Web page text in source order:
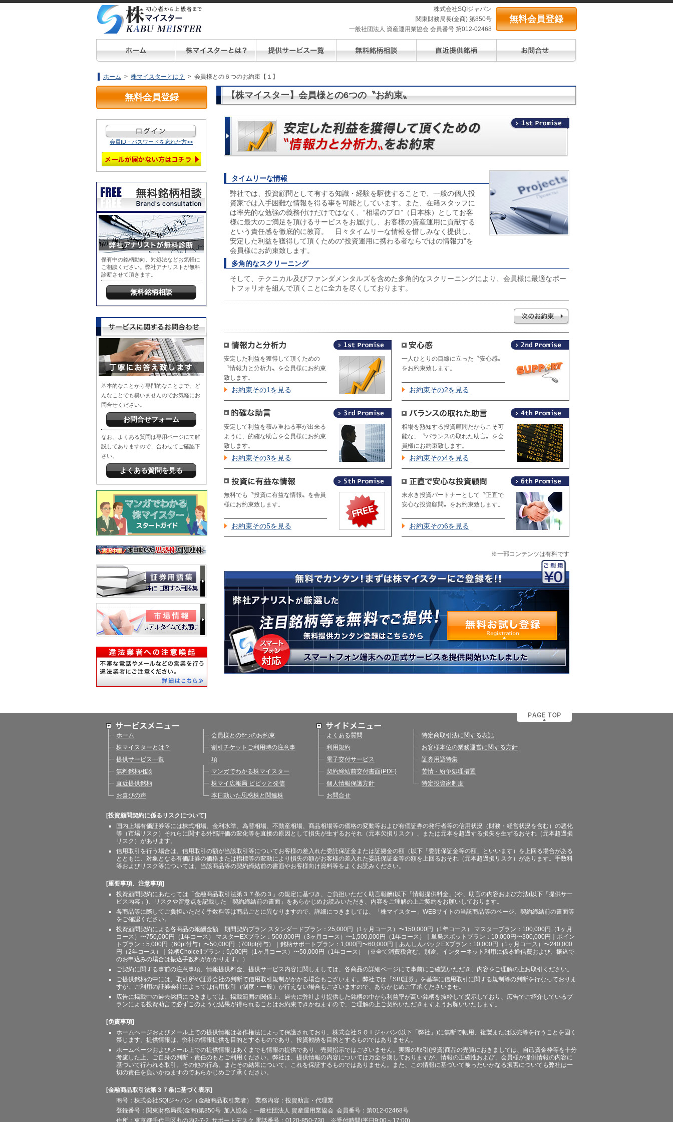
株式会社SQIジャパン
関東財務局長(金商) 第850号
一般社団法人 資産運用業協会 会員番号 第012-02468
無料会員登録
ホーム > 株マイスターとは？ > 会員様との６つのお約束【１】
無料会員登録
会員ID・パスワードを忘れた方>>
保有中の銘柄動向、対処法などお気軽に
ご相談ください。弊社アナリストが無料
診断させて頂きます。
無料銘柄相談
基本的なことから専門的なことまで、ど
んなことでも構いませんのでお気軽にお
問合せください。
お問合せフォーム
なお、よくある質問は専用ページにて解
説してありますので、合わせてご確認下
さい。
よくある質問を見る
【株マイスター】会員様との6つの〝お約束〟
タイムリーな情報
弊社では、投資顧問として有する知識・経験を駆使することで、一般の個人投
資家では入手困難な情報を得る事を可能としています。また、在籍スタッフに
は率先的な勉強の義務付けだけではなく、“相場のプロ”（日本株）としてお客
様に最大のご満足を頂けるサービスをお届けし、お客様の資産運用に貢献する
という責任感を徹底的に教育。 日々タイムリーな情報を惜しみなく提供し、
安定した利益を獲得して頂くための“投資運用に携わる者ならではの情報力”を
会員様にお約束致します。
多角的なスクリーニング
そして、テクニカル及びファンダメンタルズを含めた多角的なスクリーニングにより、会員様に最適なポー
トフォリオを組んで頂くことに全力を尽くしております。
安定した利益を獲得して頂くための
〝情報力と分析力〟を会員様にお約束
致します。
お約束その1を見る
一人ひとりの目線に立った〝安心感〟
をお約束致します。
お約束その2を見る
安定して利益を積み重ねる事が出来る
ように、的確な助言を会員様にお約束
致します。
お約束その3を見る
相場を熟知する投資顧問だからこそ可
能な、〝バランスの取れた助言〟を会
員様にお約束致します。
お約束その4を見る
無料でも〝投資に有益な情報〟を会員
様にお約束致します。
お約束その5を見る
末永き投資パートナーとして〝正直で
安心な投資顧問〟をお約束致します。
お約束その6を見る
※一部コンテンツは有料です
ホーム
株マイスターとは？
提供サービス一覧
無料銘柄相談
直近提供銘柄
お喜びの声
会員様との6つのお約束
割引チケットご利用時の注意事
項
マンガでわかる株マイスター
株マイ広報局 ビビッと発信
本日動いた思惑株と関連株
よくある質問
利用規約
電子交付サービス
契約締結前交付書面(PDF)
個人情報保護方針
お問合せ
特定商取引法に関する表記
お客様本位の業務運営に関する方針
証券用語特集
苦情・紛争処理措置
特定投資家制度
[投資顧問契約に係るリスクについて]
国内上場有価証券等には株式相場、金利水準、為替相場、不動産相場、商品相場等の価格の変動等および有価証券の発行者等の信用状況（財務・経営状況を含む）の悪化
等（市場リスク）それらに関する外部評価の変化等を直接の原因として損失が生ずるおそれ（元本欠損リスク）、または元本を超過する損失を生ずるおそれ（元本超過損
リスク）があります。
信用取引を行う場合は、信用取引の額が当該取引等についてお客様の差入れた委託保証金または証拠金の額（以下「委託保証金等の額」といいます）を上回る場合がある
とともに、対象となる有価証券の価格または指標等の変動により損失の額がお客様の差入れた委託保証金等の額を上回るおそれ（元本超過損リスク）があります。手数料
等およびリスク等については、当該商品等の契約締結前の書面やお客様向け資料等をよくお読みください。
[重要事項、注意事項]
投資顧問契約にあたっては「金融商品取引法第３７条の３」の規定に基づき、ご負担いただく助言報酬(以下「情報提供料金」)や、助言の内容および方法(以下「提供サー
ビス内容」)、リスクや留意点を記載した「契約締結前の書面」をあらかじめお読みいただき、内容をご理解の上ご契約をお願いしております。
各商品等に際してご負担いただく手数料等は商品ごとに異なりますので、詳細につきましては、「株マイスター」WEBサイトの当該商品等のページ、契約締結前の書面等
をご確認ください。
投資顧問契約による各商品の報酬金額 期間契約プラン スタンダードプラン：25,000円（1ヶ月コース）〜150,000円（1年コース） マスタープラン：100,000円（1ヶ月
コース）〜750,000円（1年コース） マスターEXプラン：500,000円（3ヶ月コース）〜1,500,000円（1年コース）｜単発スポットプラン：10,000円〜300,000円｜ポイン
トプラン：5,000円（60pt付与）〜50,000円（700pt付与）｜銘柄サポートプラン：1,000円〜60,000円｜あんしんパックEXプラン：10,000円（1ヶ月コース）〜240,000
円（2年コース）｜銘柄Choice!!プラン：5,000円（1ヶ月コース）〜50,000円（1年コース）（※全て消費税含む。別途、インターネット利用に係る通信費および、振込で
のお申込みの場合は振込手数料がかかります。）
ご契約に関する事前の注意事項、情報提供料金、提供サービス内容に関しましては、各商品の詳細ページにて事前にご確認いただき、内容をご理解の上お取引ください。
ご提供銘柄の中には、取引所や証券会社の判断で信用取引規制がかかる場合もございます。弊社では「SBI証券」を基準に信用取引に関する規制等の判断を行なっておりま
すが、ご利用の証券会社によっては信用取引（制度・一般）が行えない場合もございますので、あらかじめご了承くださいませ。
広告に掲載中の過去銘柄につきましては、掲載範囲の関係上、過去に弊社より提供した銘柄の中から利益率が高い銘柄を抜粋して提示しており、広告でご紹介しているプ
ランによる投資助言で必ずこのような結果が得られることはお約束できかねますので、ご理解の上ご契約いただきますようお願いいたします。
[免責事項]
ホームページおよびメール上での提供情報は著作権法によって保護されており、株式会社ＳＱＩジャパン(以下「弊社」)に無断で転用、複製または販売等を行うことを固く
禁じます。提供情報は、弊社の情報提供を目的とするものであり、投資勧誘を目的とするものではありません。
ホームページおよびメール上での提供情報はあくまでも情報の提供であり、売買指示ではございません。実際の取引(投資)商品の売買におきましては、自己資金枠等を十分
考慮した上、ご自身の判断・責任のもとご利用ください。弊社は、提供情報の内容については万全を期しておりますが、情報の正確性および、会員様が提供情報の内容に
基づいて行われる取引、その他の行為、またその結果について、これを保証するものではありません。また、この情報に基づいて被ったいかなる損害についても弊社は一
切の責任を負いかねますのであらかじめご了承ください。
[金融商品取引法第３７条に基づく表示]
商号：株式会社SQIジャパン（金融商品取引業者） 業務内容：投資助言・代理業
登録番号：関東財務局長(金商)第850号 加入協会：一般社団法人 資産運用業協会 会員番号：第012-02468号
住所：東京都千代田区丸の内2-7-2 サポートデスク 電話番号：0120-850-730 ※受付時間(平日9:00～17:00)